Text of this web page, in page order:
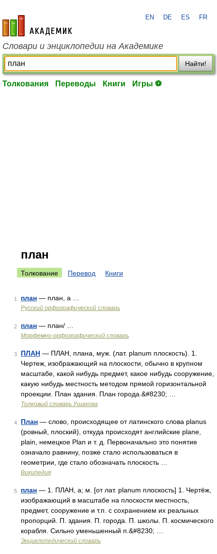
academic.ru
EN DE ES FR
Словари и энциклопедии на Академике
Найти!
Толкования Переводы Книги Игры ⚽
план
Толкование Перевод Книги
1 план — план, а …
Русский орфографический словарь
2 план — план/ …
Морфемно-орфографический словарь
3 ПЛАН — ПЛАН, плана, муж. (лат. planum плоскость). 1.
Чертеж, изображающий на плоскости, обычно в крупном
масштабе, какой нибудь предмет, какое нибудь сооружение,
какую нибудь местность методом прямой горизонтальной
проекции. План здания. План города.&#8230; …
Толковый словарь Ушакова
4 План — слово, происходящее от латинского слова planus
(ровный, плоский), откуда происходят английские plane,
plain, немецкое Plan и т. д. Первоначально это понятие
означало равнину, позже стало использоваться в
геометрии, где стало обозначать плоскость …
Википедия
5 план — 1. ПЛАН, а; м. [от лат. planum плоскость] 1. Чертёж,
изображающий в масштабе на плоскости местность,
предмет, сооружение и т.п. с сохранением их реальных
пропорций. П. здания. П. города. П. школы. П. космического
корабля. Сильно уменьшенный п.&#8230; …
Энциклопедический словарь